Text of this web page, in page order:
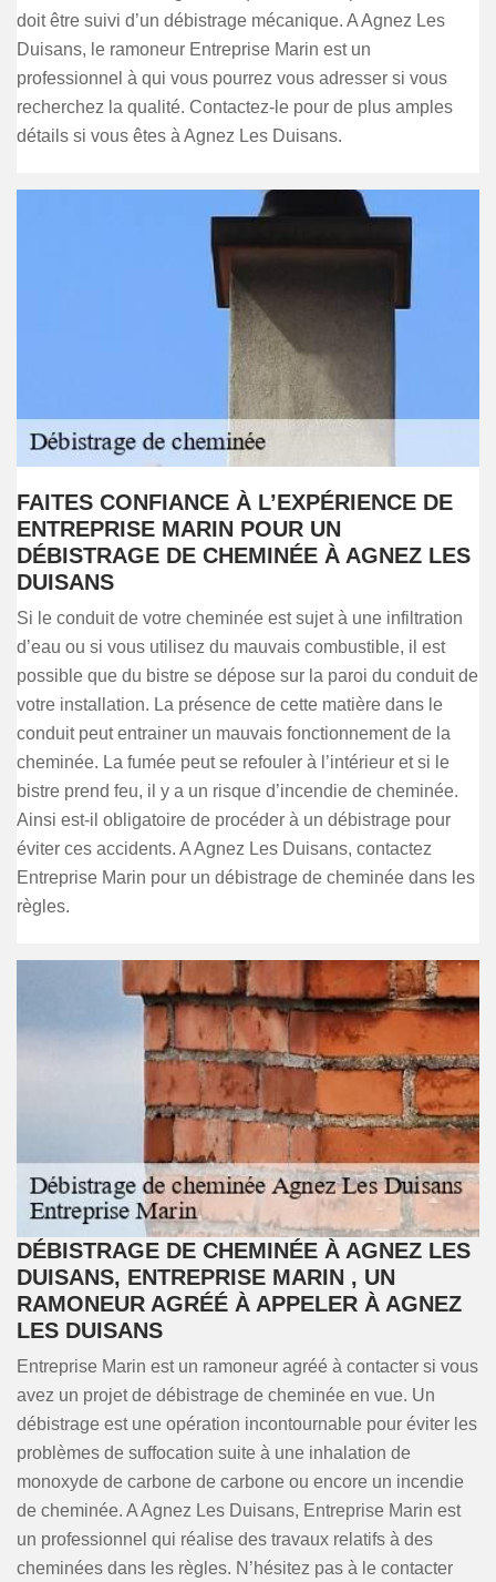
doit être suivi d’un débistrage mécanique. A Agnez Les
Duisans, le ramoneur Entreprise Marin est un
professionnel à qui vous pourrez vous adresser si vous
recherchez la qualité. Contactez-le pour de plus amples
détails si vous êtes à Agnez Les Duisans.
FAITES CONFIANCE À L’EXPÉRIENCE DE
ENTREPRISE MARIN POUR UN
DÉBISTRAGE DE CHEMINÉE À AGNEZ LES
DUISANS
Si le conduit de votre cheminée est sujet à une infiltration
d’eau ou si vous utilisez du mauvais combustible, il est
possible que du bistre se dépose sur la paroi du conduit de
votre installation. La présence de cette matière dans le
conduit peut entrainer un mauvais fonctionnement de la
cheminée. La fumée peut se refouler à l’intérieur et si le
bistre prend feu, il y a un risque d’incendie de cheminée.
Ainsi est-il obligatoire de procéder à un débistrage pour
éviter ces accidents. A Agnez Les Duisans, contactez
Entreprise Marin pour un débistrage de cheminée dans les
règles.
DÉBISTRAGE DE CHEMINÉE À AGNEZ LES
DUISANS, ENTREPRISE MARIN , UN
RAMONEUR AGRÉÉ À APPELER À AGNEZ
LES DUISANS
Entreprise Marin est un ramoneur agréé à contacter si vous
avez un projet de débistrage de cheminée en vue. Un
débistrage est une opération incontournable pour éviter les
problèmes de suffocation suite à une inhalation de
monoxyde de carbone de carbone ou encore un incendie
de cheminée. A Agnez Les Duisans, Entreprise Marin est
un professionnel qui réalise des travaux relatifs à des
cheminées dans les règles. N’hésitez pas à le contacter